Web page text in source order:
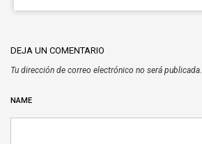
DEJA UN COMENTARIO
Tu dirección de correo electrónico no será publicada.
NAME